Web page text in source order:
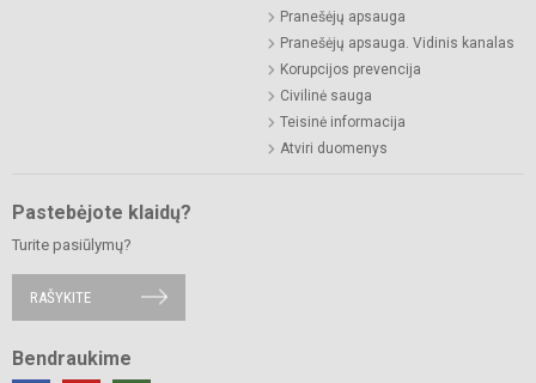
Pranešėjų apsauga
Pranešėjų apsauga. Vidinis kanalas
Korupcijos prevencija
Civilinė sauga
Teisinė informacija
Atviri duomenys
Pastebėjote klaidų?
Turite pasiūlymų?
RAŠYKITE
Bendraukime